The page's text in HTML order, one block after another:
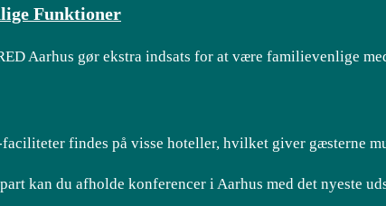
Funktioner
Aarhus gør ekstra indsats for at være familievenlige
faciliteter findes på visse hoteller, hvilket giver gæsterne
kan du afholde konferencer i Aarhus med det nyeste